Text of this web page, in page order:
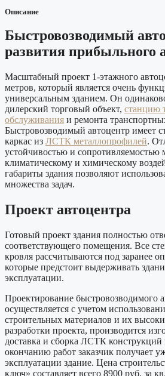
Описание
Быстровозводимый
развития прибыльного
Масштабный проект 1-этажного
метров, который является очень
универсальным зданием. Он
дилерский торговый объект, станцию
обслуживания и ремонта
Быстровозводимый автоцентр имеет
каркас из ЛСТК металлопрофилей.
устойчивостью и сопротивляемостью
климатическому и химическому
габариты здания позволяют
множества задач.
Проект автоцентра
Готовый проект здания полностью
соответствующего помещения. Все
кровля рассчитываются под заранее
которые предстоит выдерживать
эксплуатации.
Проектирование быстровозводимого
осуществляется с учетом
строительных материалов и их
разработки проекта, производится
доставка и сборка ЛСТК конструкций
окончанию работ заказчик получает
эксплуатации здание. Цена
ключ» составляет всего 8900 руб. за